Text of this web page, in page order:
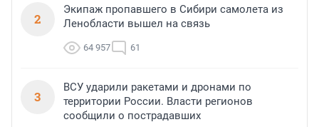
2
Экипаж пропавшего в Сибири самолета из
Ленобласти вышел на связь
64 957 61
3
ВСУ ударили ракетами и дронами по
территории России. Власти регионов
сообщили о пострадавших